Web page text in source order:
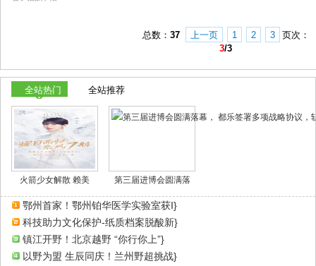
总数： 37 上一页 1 2 3
页次：
3/3
全站热门 全站推荐
火箭少女解散 赖美 第三届进博会圆满落
鄂州首家！鄂州铂华医学实验室获I}
科技助力文化保护-纸质档案脱酸新}
镇江开野！北京越野 “你行你上”}
以野为盟 生辰同庆！兰州野超挑战}